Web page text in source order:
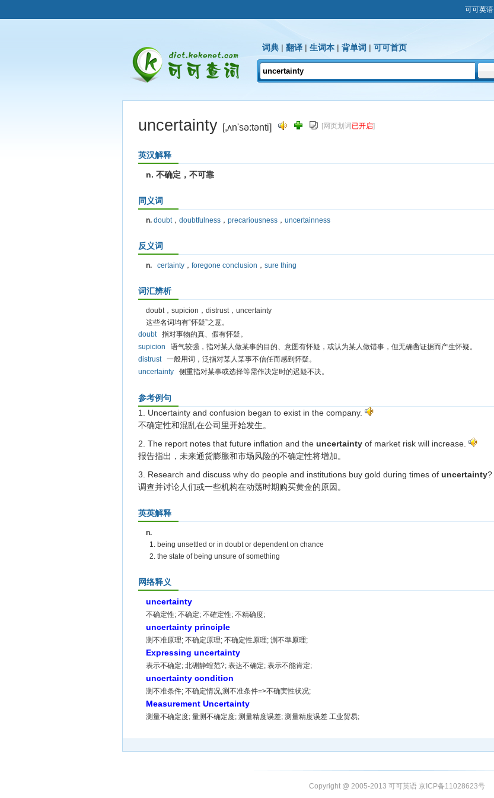
可可英语
词典 | 翻译 | 生词本 | 背单词 | 可可首页
uncertainty [,ʌn'sə:tənti] [网页划词 已开启]
英汉解释
n. 不确定，不可靠
同义词
n. doubt， doubtfulness ， precariousness ， uncertainness
反义词
n. certainty ， foregone conclusion ， sure thing
词汇辨析
doubt，supicion，distrust，uncertainty
这些名词均有“怀疑”之意。
doubt指对事物的真、假有怀疑。
supicion 语气较强，指对某人做某事的目的、意图有怀疑，或认为某人做错事，但无确凿证据而产生怀疑。
distrust一般用词，泛指对某人某事不信任而感到怀疑。
uncertainty 侧重指对某事或选择等需作决定时的迟疑不决。
参考例句
1. Uncertainty and confusion began to exist in the company.
不确定性和混乱在公司里开始发生。
2. The report notes that future inflation and the uncertainty of market risk will increase.
报告指出，未来通货膨胀和市场风险的不确定性将增加。
3. Research and discuss why do people and institutions buy gold during times of uncertainty?
调查并讨论人们或一些机构在动荡时期购买黄金的原因。
英英解释
n.
1. being unsettled or in doubt or dependent on chance
2. the state of being unsure of something
网络释义
uncertainty
不确定性; 不确定; 不確定性; 不精确度;
uncertainty principle
测不准原理; 不确定原理; 不确定性原理; 測不準原理;
Expressing uncertainty
表示不确定; 北硎静蝗范?; 表达不确定; 表示不能肯定;
uncertainty condition
测不准条件; 不确定情况,测不准条件=>不确実性状况;
Measurement Uncertainty
测量不确定度; 量测不确定度; 测量精度误差; 测量精度误差 工业贸易;
Copyright @ 2005-2013 可可英语 京ICP备11028623号